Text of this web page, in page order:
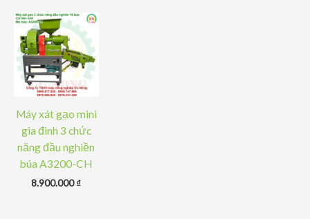
Máy xát gạo mini
gia đình 3 chức
năng đầu nghiền
búa A3200-CH
8.900.000₫